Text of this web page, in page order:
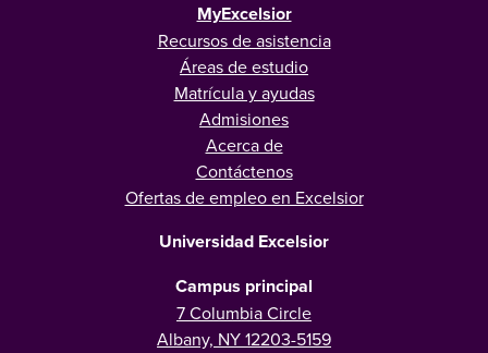
MyExcelsior
Recursos de asistencia
Áreas de estudio
Matrícula y ayudas
Admisiones
Acerca de
Contáctenos
Ofertas de empleo en Excelsior
Universidad Excelsior
Campus principal
7 Columbia Circle
Albany, NY 12203-5159